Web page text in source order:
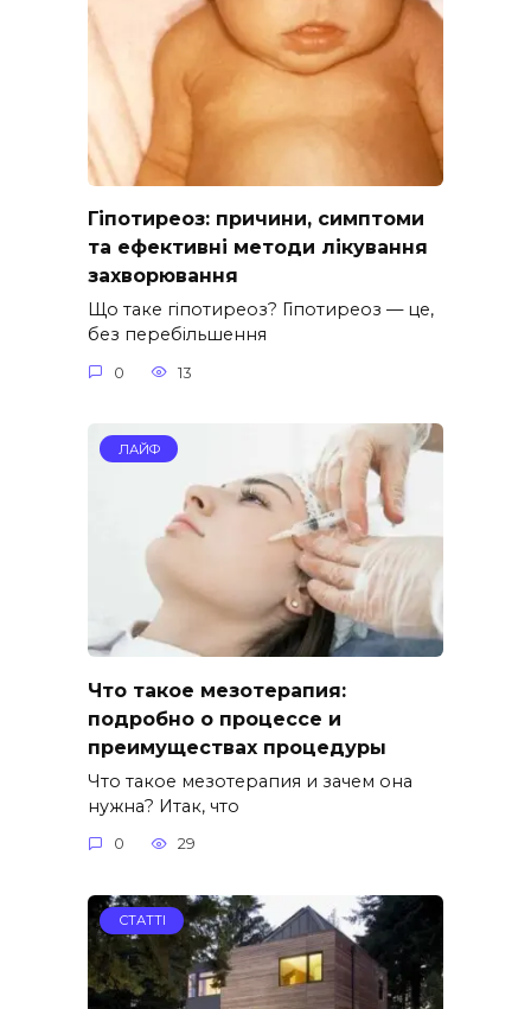
Гіпотиреоз: причини, симптоми
та ефективні методи лікування
захворювання
Що таке гіпотиреоз? Гіпотиреоз — це,
без перебільшення
0 13
ЛАЙФ
Что такое мезотерапия:
подробно о процессе и
преимуществах процедуры
Что такое мезотерапия и зачем она
нужна? Итак, что
0 29
СТАТТІ